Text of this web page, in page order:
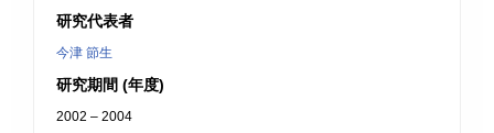
研究代表者
今津 節生
研究期間 (年度)
2002 – 2004